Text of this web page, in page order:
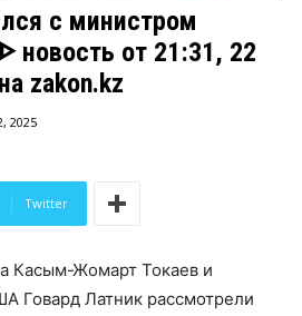
с министром
новость от 21:31, 22
zakon.kz
2025
Twitter
Касым-Жомарт Токаев и
Говард Латник рассмотрели